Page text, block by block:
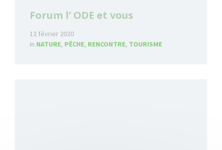
Forum l’ ODE et vous
12 février 2020
in NATURE, PÊCHE, RENCONTRE, TOURISME